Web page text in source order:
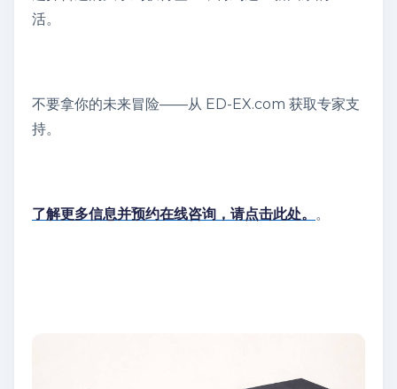
活。
不要拿你的未来冒险——从 ED-EX.com 获取专家支
持。
了解更多信息并预约在线咨询，请点击此处。 。